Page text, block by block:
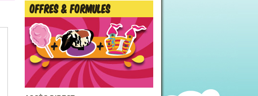
Offres & formules